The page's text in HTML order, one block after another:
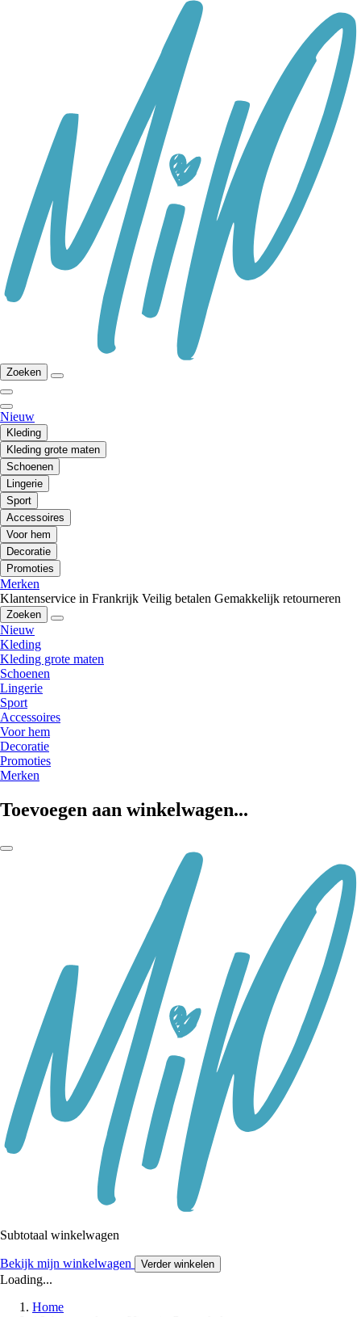
Zoeken
Nieuw
Kleding
Kleding grote maten
Schoenen
Lingerie
Sport
Accessoires
Voor hem
Decoratie
Promoties
Merken
Klantenservice in Frankrijk Veilig betalen Gemakkelijk retourneren
Zoeken
Nieuw
Kleding
Kleding grote maten
Schoenen
Lingerie
Sport
Accessoires
Voor hem
Decoratie
Promoties
Merken
Toevoegen aan winkelwagen...
Subtotaal winkelwagen
Bekijk mijn winkelwagen Verder winkelen
Loading...
Home